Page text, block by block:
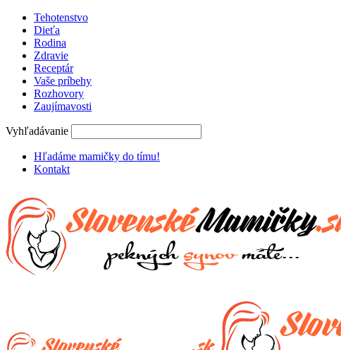
Tehotenstvo
Dieťa
Rodina
Zdravie
Receptár
Vaše príbehy
Rozhovory
Zaujímavosti
Vyhľadávanie
Hľadáme mamičky do tímu!
Kontakt